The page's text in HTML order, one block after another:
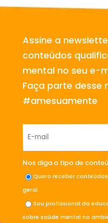
Assine a
conteúdos
mental no seu e-
Faça parte desse
#amesuamente
Nos diga o tipo de
Quero receber
geral.
Sou profissional da
sobre saúde mental no